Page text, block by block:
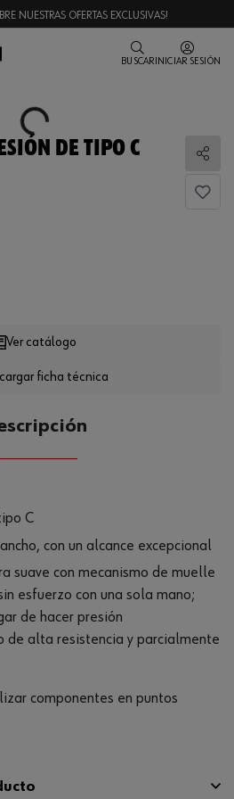
NUESTRAS OFERTAS EXCLUSIVAS!
BUSCAR INICIAR SESIÓN
Loading...
DE TIPO C
ficha técnica
Ver catálogo
C
con un alcance excepcional
suave con mecanismo de muelle
esfuerzo con una sola mano;
de hacer presión
de alta resistencia y parcialmente
componentes en puntos